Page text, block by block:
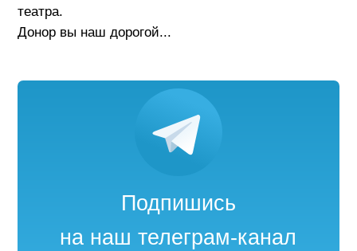
театра.
Донор вы наш дорогой...
Подпишись
на наш телеграм-канал